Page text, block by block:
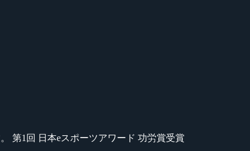
第1回 日本eスポーツアワード 功労賞受賞